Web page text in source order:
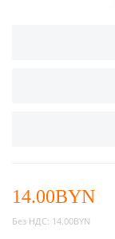
14.00BYN
Без НДС: 14.00BYN